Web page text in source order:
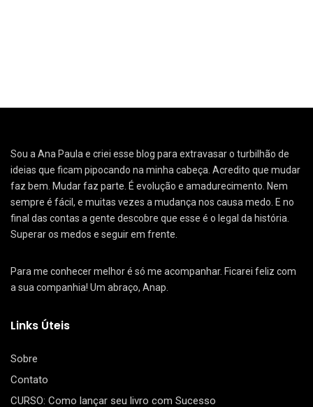
Sou a Ana Paula e criei esse blog para extravasar o turbilhão de
ideias que ficam pipocando na minha cabeça. Acredito que mudar
faz bem. Mudar faz parte. É evolução e amadurecimento. Nem
sempre é fácil, e muitas vezes a mudança nos causa medo. E no
final das contas a gente descobre que esse é o legal da história.
Superar os medos e seguir em frente.
Para me conhecer melhor é só me acompanhar. Ficarei feliz com
a sua companhia! Um abraço, Anap.
Links Úteis
Sobre
Contato
CURSO: Como lançar seu livro com Sucesso